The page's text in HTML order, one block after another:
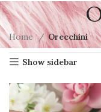
Home Orecchini
Show sidebar